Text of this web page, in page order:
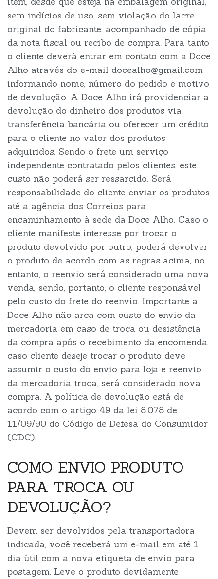
sem indícios de uso, sem violação do lacre
original do fabricante, acompanhado de cópia
da nota fiscal ou recibo de compra. Para tanto
o cliente deverá entrar em contato com a Doce
Alho através do e-mail docealho@gmail.com
informando nome, número do pedido e motivo
de devolução. A Doce Alho irá providenciar a
devolução do dinheiro dos produtos via
transferência bancária ou oferecer um crédito
para o cliente no valor dos produtos
adquiridos. Sendo o frete um serviço
independente contratado pelos clientes, este
custo não poderá ser ressarcido. Será
responsabilidade do cliente enviar os produtos
até a agência dos Correios para
encaminhamento à sede da Doce Alho. Caso o
cliente manifeste interesse por trocar o
produto devolvido por outro, poderá devolver
o produto de acordo com as regras acima, no
entanto, o reenvio será considerado uma nova
venda, sendo, portanto, o cliente responsável
pelo custo do frete do reenvio. Importante a
Doce Alho não arca com custo do envio da
mercadoria em caso de troca ou desistência
da compra após o recebimento da encomenda,
caso cliente deseje trocar o produto deve
assumir o custo do envio para loja e reenvio
da mercadoria troca, será considerado nova
compra. A política de devolução está de
acordo com o artigo 49 da lei 8.078 de
11/09/90 do Código de Defesa do Consumidor
(CDC).
COMO ENVIO PRODUTO
PARA TROCA OU
DEVOLUÇÃO?
Devem ser devolvidos pela transportadora
indicada, você receberá um e-mail em até 1
dia útil com a nova etiqueta de envio para
postagem. Leve o produto devidamente